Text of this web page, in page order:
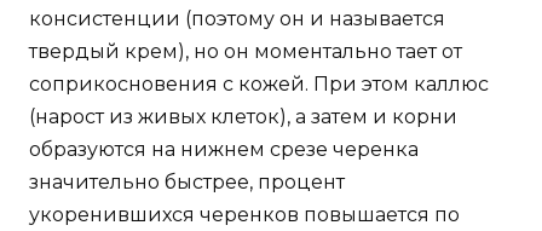
консистенции (поэтому он и называется
твердый крем), но он моментально тает от
соприкосновения с кожей. При этом каллюс
(нарост из живых клеток), а затем и корни
образуются на нижнем срезе черенка
значительно быстрее, процент
укоренившихся черенков повышается по